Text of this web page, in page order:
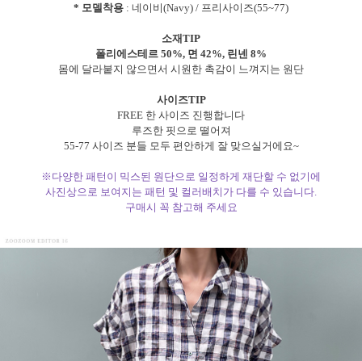
* 모델착용 : 네이비(Navy) / 프리사이즈(55~77)
소재TIP
폴리에스테르 50%, 면 42%, 린넨 8%
몸에 달라붙지 않으면서 시원한 촉감이 느껴지는 원단
사이즈TIP
FREE 한 사이즈 진행합니다
루즈한 핏으로 떨어져
55-77 사이즈 분들 모두 편안하게 잘 맞으실거에요~
※다양한 패턴이 믹스된 원단으로 일정하게 재단할 수 없기에
사진상으로 보여지는 패턴 및 컬러배치가 다를 수 있습니다.
구매시 꼭 참고해 주세요